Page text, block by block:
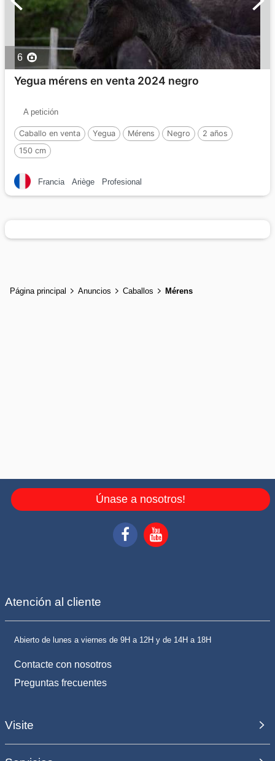
6
Yegua mérens en venta 2024 negro
A petición
Caballo en venta Yegua Mérens Negro
2 años
150 cm
Francia Ariège Profesional
Página principal Anuncios Caballos Mérens
Únase a nosotros!
Atención al cliente
Abierto de lunes a viernes de 9H a 12H y de 14H a 18H
Contacte con nosotros
Preguntas frecuentes
Visite